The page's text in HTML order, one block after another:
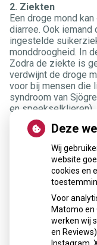
2. Ziekten
Een droge mond
diarree. Ook iemand
ingestelde
monddroogheid. In
Zodra de ziekte is
verdwijnt de droge
voor bij mensen die
syndroom van
en speekselklieren).
monddroogheid
nooit. Bij het
monddroogheid
3. Bestraling
Wanneer een
radioactief wordt
door de straling
resulteert veelal in
« Terug naar het
Deze
Wij
website
cookies en
Voor
Matomo en
werken wij
en